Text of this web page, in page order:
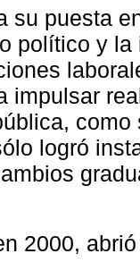
su puesta
político y
impulsar
logró
2000,